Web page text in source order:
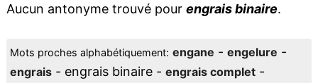
Aucun antonyme trouvé pour engrais binaire.
Mots proches alphabétiquement: engane - engelure -
engrais- engrais binaire - engrais complet-